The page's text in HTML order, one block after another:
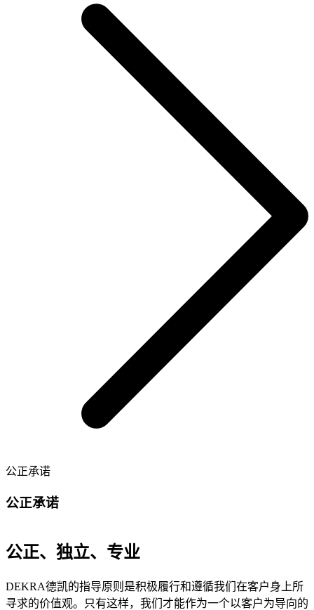
公正承诺
公正承诺
公正、独立、专业
DEKRA德凯的指导原则是积极履行和遵循我们在客户身上所
寻求的价值观。只有这样，我们才能作为一个以客户为导向的